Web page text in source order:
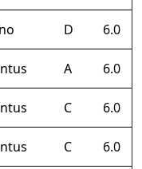
D 6.0
A 6.0
C 6.0
C 6.0